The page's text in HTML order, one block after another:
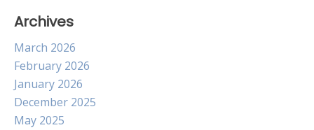
Archives
March 2026
February 2026
January 2026
December 2025
May 2025